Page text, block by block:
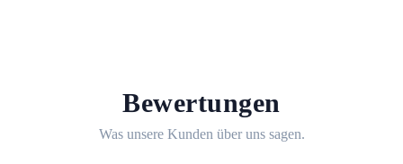
Bewertungen
Was unsere Kunden über uns sagen.